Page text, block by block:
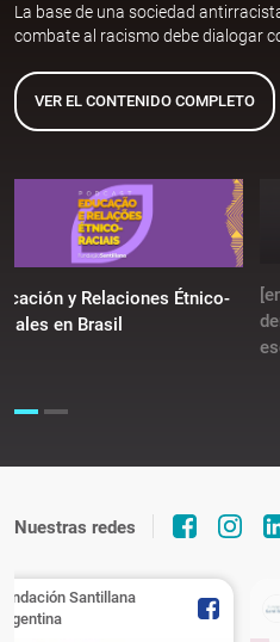
La base de una sociedad
combate al racismo debe dialogar
VER EL CONTENIDO COMPLETO
y Relaciones Étnico-
en Brasil
Nuestras redes
Santillana